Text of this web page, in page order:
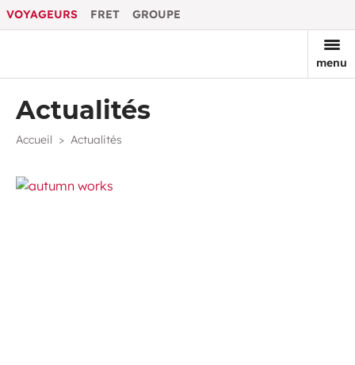
VOYAGEURS FRET GROUPE
menu
Actualités
Accueil Actualités